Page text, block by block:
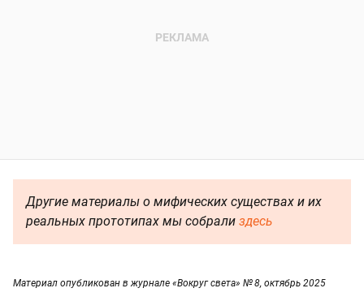
Другие материалы о мифических существах и их
реальных прототипах мы собрали здесь
Материал опубликован в журнале «Вокруг света» № 8, октябрь 2025